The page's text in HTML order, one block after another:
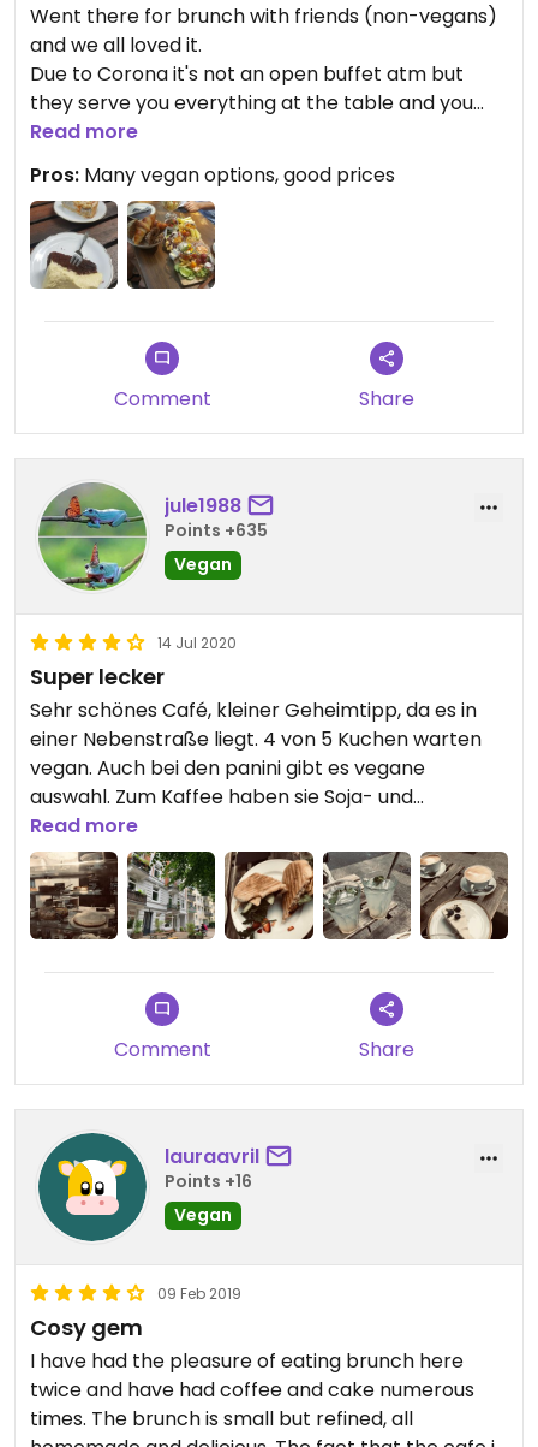
Went there for brunch with friends (non-vegans)
and we all loved it.
Due to Corona it's not an open buffet atm but
they serve you everything at the table and you
can ask for refill any time. Great selection of
They also had a great variety of cakes (at least
half of them were vegan) which I will definitely try
another day.
Lovely and helpful staff as well.
Read more
Pros: Many vegan options, good prices
Comment Share
jule1988
Points +635
Vegan
14 Jul 2020
Super lecker
Sehr schönes Café, kleiner Geheimtipp, da es in
einer Nebenstraße liegt. 4 von 5 Kuchen warten
vegan. Auch bei den panini gibt es vegane
auswahl. Zum Kaffee haben sie Soja- und
Hafermilch. Auch die Location ist echt niedlich.
Wäre es möglich, würde ich 5 Sterne geben :)
Read more
Comment Share
lauraavril
Points +16
Vegan
09 Feb 2019
Cosy gem
I have had the pleasure of eating brunch here
twice and have had coffee and cake numerous
times. The brunch is small but refined, all